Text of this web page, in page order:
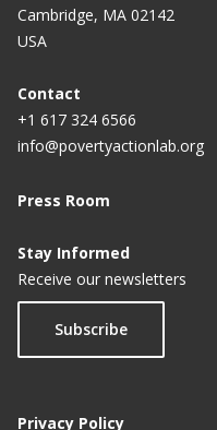
Cambridge, MA 02142
USA
Contact
+1 617 324 6566
info@povertyactionlab.org
Press Room
Stay Informed
Receive our newsletters
Subscribe
Privacy Policy